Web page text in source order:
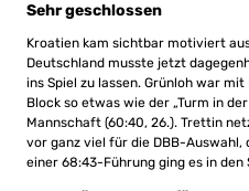
Sehr geschlossen
Kroatien kam sichtbar motiviert
Deutschland musste jetzt
ins Spiel zu lassen. Grünloh war
Block so etwas wie der „Turm in
Mannschaft (60:40, 26.). Trettin
vor ganz viel für die DBB-
einer 68:43-Führung ging es in